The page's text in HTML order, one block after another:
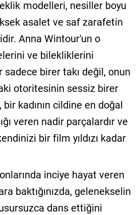
modelleri, nesiller boyu
asalet ve saf zarafetin
Anna Wintour'un o
ve bilekliklerini
sadece birer takı değil, onun
otoritesinin sessiz birer
kadının cildine en doğal
veren nadir parçalardır ve
bir film yıldızı kadar
inciye hayat veren
baktığınızda, gelenekselin
dans ettiğini